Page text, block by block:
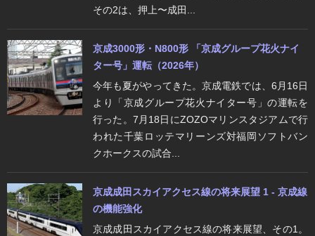
その2は、押上〜成田...
京成3000形・N800形 「京成グループ花火ナイ
ター号」運転（2026年）
今年も夏がやってきた。京成電鉄では、6月16日
より「京成グループ花火ナイター号」の運転を
行った。7月18日にZOZOマリンスタジアムで行
われた千葉ロッテマリーンズ対福岡ソフトバン
クホークスの試合...
京成成田スカイアクセス線の将来展望 1 - 京成線
の機能強化
京成成田スカイアクセス線の将来展望、その1。